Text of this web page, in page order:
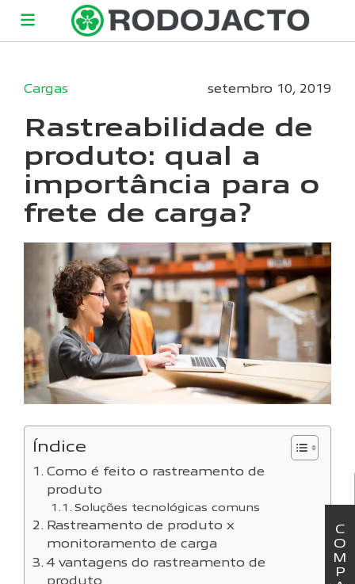
Cargas setembro 10, 2019
Rastreabilidade de
produto: qual a
importância para o
frete de carga?
C
O
M
P
Índice
Como é feito o rastreamento de
produto
Soluções tecnológicas comuns
Rastreamento de produto x
monitoramento de carga
4 vantagens do rastreamento de
produto